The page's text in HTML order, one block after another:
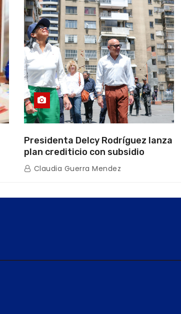
Presidenta Delcy Rodríguez lanza
plan crediticio con subsidio
directo en encuentro con Juntas
de Condominio
Claudia Guerra Mendez